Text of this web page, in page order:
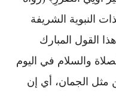
النبوية الشريفة
القول المبارك
والسلام في اليوم
مثل الجمان، أي إن